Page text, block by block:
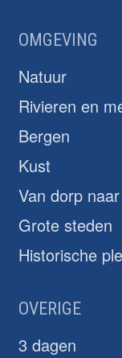
OMGEVING
Natuur
Rivieren en
Bergen
Kust
Van dorp
Grote steden
Historische
OVERIGE
3 dagen